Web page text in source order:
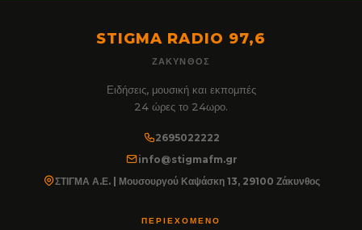
STIGMA RADIO 97,6
ΖΆΚΥΝΘΟΣ
Ειδήσεις, μουσική και εκπομπές
24 ώρες το 24ωρο.
2695022222
info@stigmafm.gr
ΣΤΙΓΜΑ Α.Ε. | Μουσουργού Καψάσκη 13, 29100 Ζάκυνθος
ΠΕΡΙΕΧΌΜΕΝΟ